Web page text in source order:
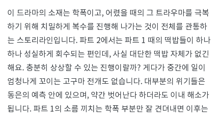
이 드라마의 소재는 학폭이고, 어렸을 때의 그 트라우마를 극복
하기 위해 치밀하게 복수를 진행해 나가는 것이 전체를 관통하
는 스토리라인입니다. 파트 2에서는 파트 1 때의 떡밥들이 하나
하나 성실하게 회수되는 편인데, 사실 대단한 떡밥 자체가 없긴
해요. 충분히 상상할 수 있는 진행이랄까? 게다가 중간에 일이
엄청나게 꼬이는 고구마 전개도 없습니다. 대부분의 위기들은
동은의 예측 안에 있으며, 약간 벗어난다 하더라도 이내 해소가
됩니다. 파트 1의 소름 끼치는 학폭 부분만 잘 견뎌내면 이후는